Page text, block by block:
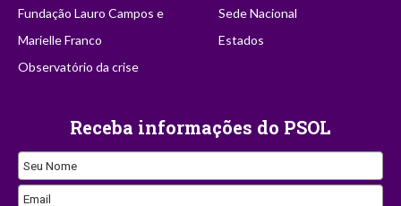
Fundação Lauro Campos e
Marielle Franco
Observatório da crise
Sede Nacional
Estados
Receba informações do PSOL
Seu Nome
Email